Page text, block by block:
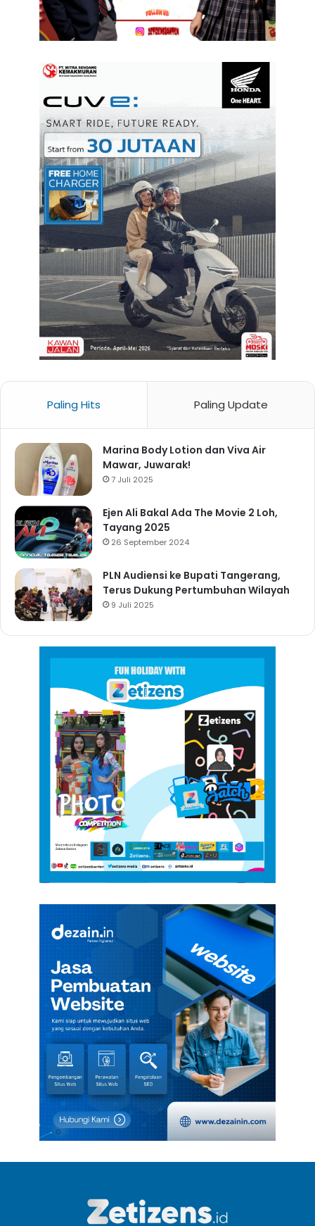
Paling Hits Paling Update
Marina Body Lotion dan Viva Air
Mawar, Juwarak!
7 Juli 2025
Ejen Ali Bakal Ada The Movie 2 Loh,
Tayang 2025
26 September 2024
PLN Audiensi ke Bupati Tangerang,
Terus Dukung Pertumbuhan Wilayah
9 Juli 2025